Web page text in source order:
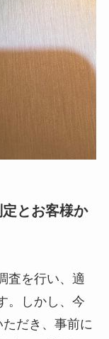
とお客様か
査を行い、適
。しかし、今
だき、事前に